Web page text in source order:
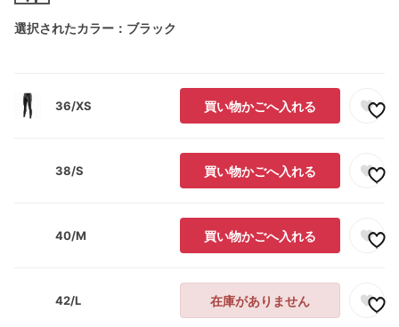
選択されたカラー：ブラック
36/XS 買い物かごへ入れる
38/S 買い物かごへ入れる
40/M 買い物かごへ入れる
42/L 在庫がありません